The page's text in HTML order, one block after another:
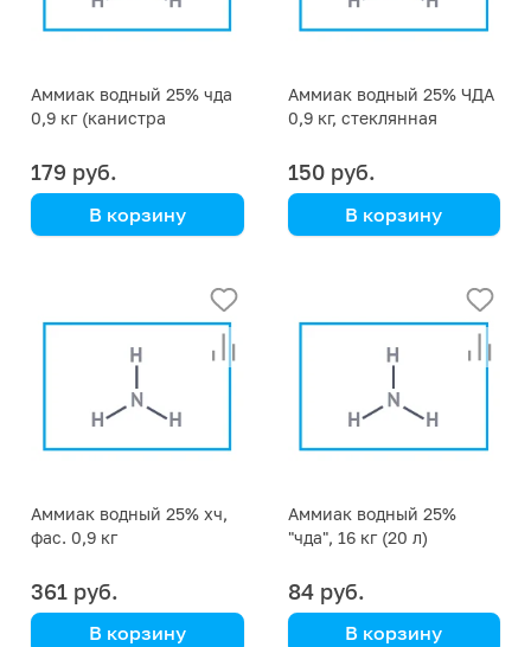
Аммиак водный 25% чда
0,9 кг (канистра
179 руб.
В корзину
Аммиак водный 25% ЧДА
0,9 кг, стеклянная
150 руб.
В корзину
Аммиак водный 25% хч,
фас. 0,9 кг
361 руб.
В корзину
Аммиак водный 25%
"чда", 16 кг (20 л)
84 руб.
В корзину